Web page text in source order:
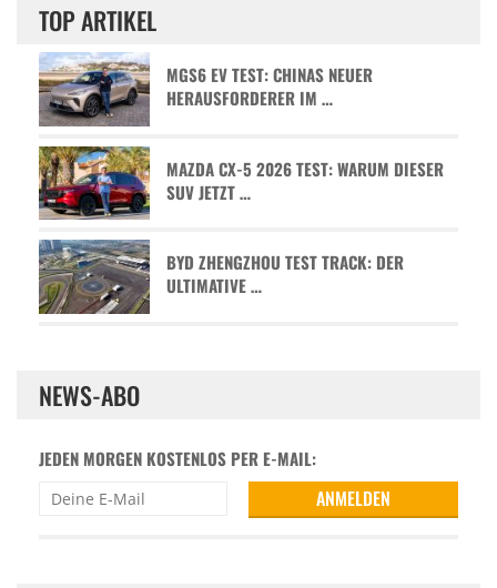
TOP ARTIKEL
MGS6 EV TEST: CHINAS NEUER
HERAUSFORDERER IM …
MAZDA CX-5 2026 TEST: WARUM DIESER
SUV JETZT …
BYD ZHENGZHOU TEST TRACK: DER
ULTIMATIVE …
NEWS-ABO
JEDEN MORGEN KOSTENLOS PER E-MAIL: